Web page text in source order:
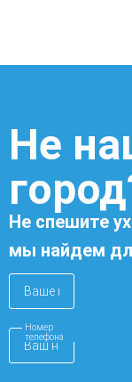
Не
Не спешите
мы найдем
Номер
телефона